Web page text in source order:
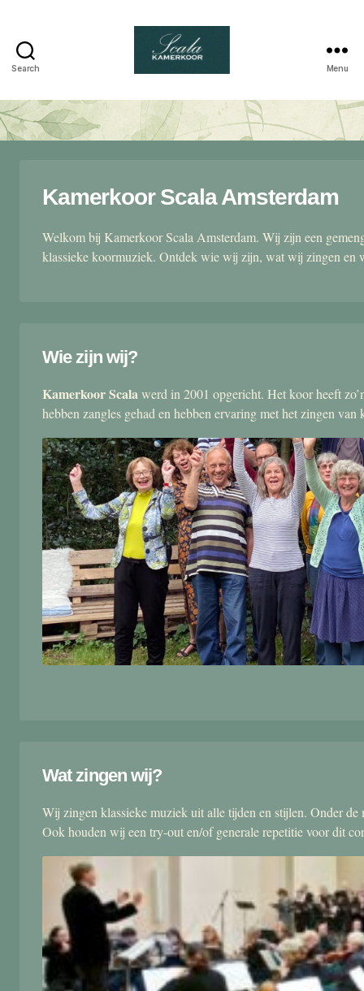
Search
kamerkoor
Menu
Kamerkoor Scala Amsterdam
Welkom bij Kamerkoor Scala Amsterdam. Wij zijn een
klassieke koormuziek. Ontdek wie wij zijn, wat wij zingen en
Wie zijn wij?
Kamerkoor Scalawerd in 2001 opgericht. Het koor heeft
hebben zangles gehad en hebben ervaring met het zingen van
Wat zingen wij?
Wij zingen klassieke muziek uit alle tijden en stijlen. Onder
Ook houden wij een try-out en/of generale repetitie voor dit